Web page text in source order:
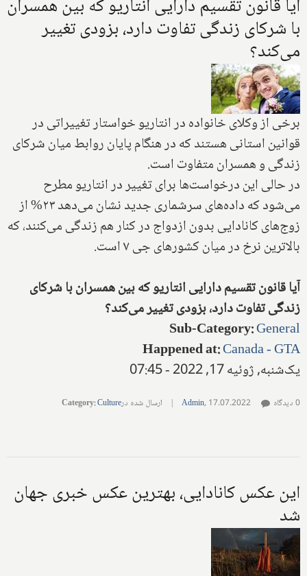
آیا قانون تقسیم دارایی انتاریو که بین همسران
با شرکای زندگی تفاوت دارد، بزودی تغییر
می‌کند؟
برخی از وکلای خانواده در انتاریو خواستار تغییراتی در
قوانین استانی هستند که در هنگام پایان روابط میان ‌شرکای
زندگی ‌و‌ همسران‌ متفاوت است.
در حالی این درخواست‌ها برای تغییر در انتاریو مطرح
می‌شود که داده‌های سرشماری جدید نشان می‌دهد ۲۳% از
زوج‌های کانادایی بدون ازدواج در کنار هم زندگی می‌کنند، که
بالاترین نرخ در میان کشورهای جی ۷ است.
آیا قانون تقسیم دارایی انتاریو که بین همسران با شرکای
زندگی تفاوت دارد، بزودی تغییر می‌کند؟
Sub-Category:General
Happened at:Canada - GTA
یک‌شنبه, ژوئیه 17, 2022 - 07:45
Admin, 17.07.2022
| ارسال شده در Category:Culture 0 دیدگاه
این عکس کانادایی، بهترین عکس خبری جهان
شد